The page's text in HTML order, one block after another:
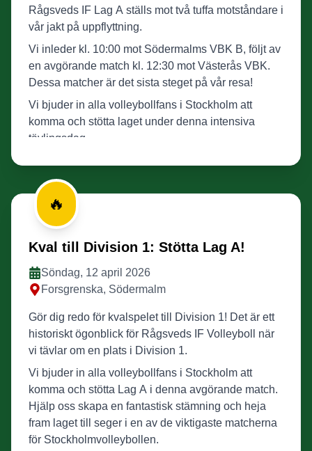
Rågsveds IF Lag A ställs mot två tuffa motståndare i
vår jakt på uppflyttning.
Vi inleder kl. 10:00 mot Södermalms VBK B, följt av
en avgörande match kl. 12:30 mot Västerås VBK.
Dessa matcher är det sista steget på vår resa!
Vi bjuder in alla volleybollfans i Stockholm att
komma och stötta laget under denna intensiva
tävlingsdag.
🔥
Kval till Division 1: Stötta Lag A!
Söndag, 12 april 2026
Forsgrenska, Södermalm
Gör dig redo för kvalspelet till Division 1! Det är ett
historiskt ögonblick för Rågsveds IF Volleyboll när
vi tävlar om en plats i Division 1.
Vi bjuder in alla volleybollfans i Stockholm att
komma och stötta Lag A i denna avgörande match.
Hjälp oss skapa en fantastisk stämning och heja
fram laget till seger i en av de viktigaste matcherna
för Stockholmvolleybollen.